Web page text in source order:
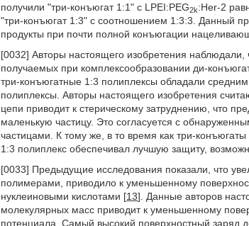
получили "три-конъюгат 1:1" с LPEI:PEG2k:Her-2
"три-конъюгат 1:3" с соотношением 1:3:3. Данный
продукты при почти полной конъюгации
[0032] Авторы настоящего изобретения наблюдали,
получаемых при комплексообразовании ди-
три-конъюгатные 1:3 полиплексы обладали
полиплексы. Авторы настоящего изобретения
цепи приводит к стерическому затруднению, что
маленькую частицу. Это согласуется с
частицами. К тому же, в то время как три-
1:3 полиплекс обеспечивал лучшую защиту,
[0033] Предыдущие исследования показали, что
полимерами, приводило к уменьшенному
нуклеиновыми кислотами [13]. Данные авторов
молекулярных масс приводит к уменьшенному
потенциала. Самый высокий поверхностный заряд